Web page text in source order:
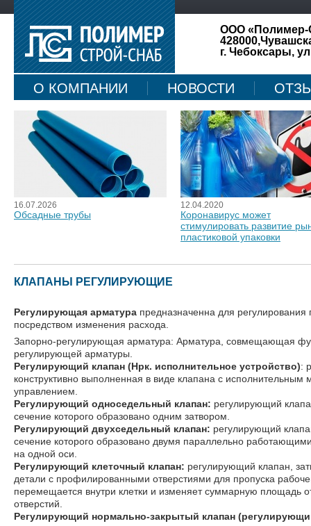
ООО «Полимер-
г. Чебоксары,
О КОМПАНИИ НОВОСТИ
КАРТА САЙТА
16.07.2026
Обсадные трубы
12.04.2020
Коронавирус может
стимулировать развитие
пластиковой упаковки
КЛАПАНЫ РЕГУЛИРУЮЩИЕ
Регулирующая арматура предназначенна для
посредством изменения расхода.
Запорно-регулирующая арматура: Арматура, совмещающая
регулирующей арматуры.
Регулирующий клапан (Нрк. исполнительное устройство):
конструктивно выполненная в виде клапана с
управлением.
Регулирующий односедельный клапан: регулирующий
сечение которого образовано одним затвором.
Регулирующий двухседельный клапан: регулирующий
сечение которого образовано двумя параллельно
на одной оси
Регулирующий клеточный клапан: регулирующий клапан,
детали с профилированными отверстиями для пропуска
перемещается внутри клетки и изменяет суммарную площадь
отверстий.
Регулирующий нормально-закрытый клапан